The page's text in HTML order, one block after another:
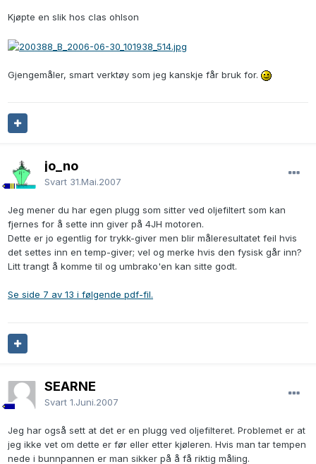
Kjøpte en slik hos clas ohlson
Gjengemåler, smart verktøy som jeg kanskje får bruk for.
jo_no
Svart 31.Mai.2007
Jeg mener du har egen plugg som sitter ved oljefiltert som kan
fjernes for å sette inn giver på 4JH motoren.
Dette er jo egentlig for trykk-giver men blir måleresultatet feil hvis
det settes inn en temp-giver; vel og merke hvis den fysisk går inn?
Litt trangt å komme til og umbrako'en kan sitte godt.
Se side 7 av 13 i følgende pdf-fil.
SEARNE
Svart 1.Juni.2007
Jeg har også sett at det er en plugg ved oljefilteret. Problemet er at
jeg ikke vet om dette er før eller etter kjøleren. Hvis man tar tempen
nede i bunnpannen er man sikker på å få riktig måling.